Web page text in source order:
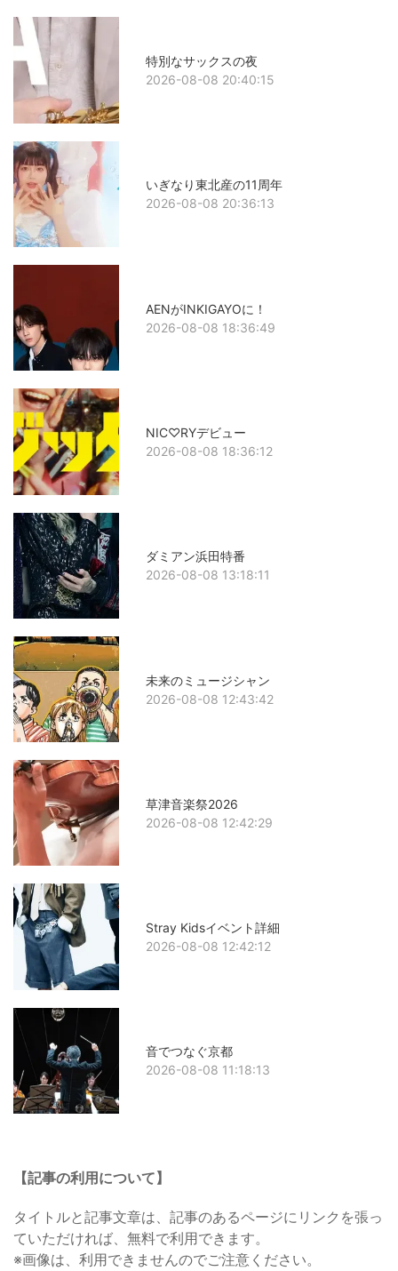
特別なサックスの夜
2026-08-08 20:40:15
いぎなり東北産の11周年
2026-08-08 20:36:13
AENがINKIGAYOに！
2026-08-08 18:36:49
NIC♡RYデビュー
2026-08-08 18:36:12
ダミアン浜田特番
2026-08-08 13:18:11
未来のミュージシャン
2026-08-08 12:43:42
草津音楽祭2026
2026-08-08 12:42:29
Stray Kidsイベント詳細
2026-08-08 12:42:12
音でつなぐ京都
2026-08-08 11:18:13
【記事の利用について】
タイトルと記事文章は、記事のあるページにリンクを張っ
ていただければ、無料で利用できます。
※画像は、利用できませんのでご注意ください。